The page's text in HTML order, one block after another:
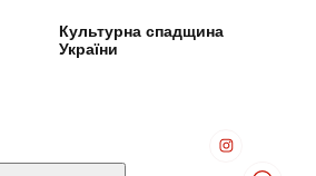
Культурна спадщина
України